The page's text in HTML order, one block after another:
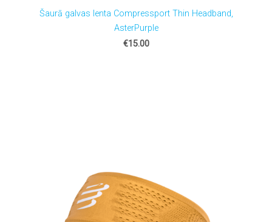
Šaurā galvas lenta Compressport Thin Headband,
AsterPurple
€15.00